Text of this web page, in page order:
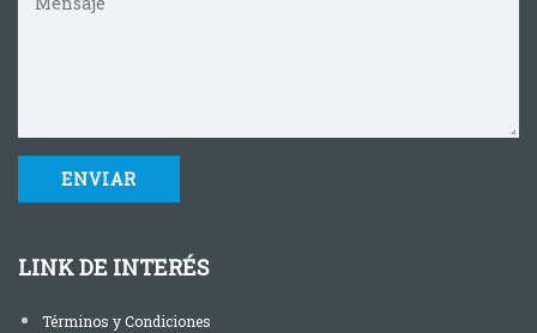
LINK DE INTERÉS
Términos y Condiciones